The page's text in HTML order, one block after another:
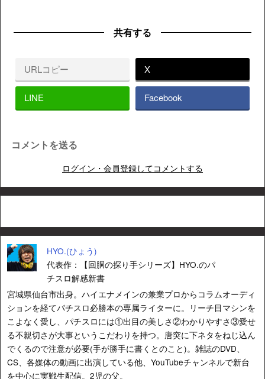
共有する
URLコピー X
LINE Facebook
コメントを送る
ログイン・会員登録してコメントする
HYO.(ひょう)
代表作：【回胴の探り手シリーズ】HYO.のパ
チスロ解感新書
宮城県仙台市出身。ハイエナメインの兼業プロからコラムオーディ
ションを経てパチスロ必勝本の専属ライターに。リーチ目マシンを
こよなく愛し、パチスロには①出目の美しさ②わかりやすさ③愛せ
る不親切さが大事というこだわりを持つ。唐突に下ネタをねじ込ん
でくるので注意が必要(手が勝手に書くとのこと)。雑誌のDVD、
CS、各媒体の動画に出演している他、YouTubeチャンネルで新台
を中心に実戦生配信。2児の父。